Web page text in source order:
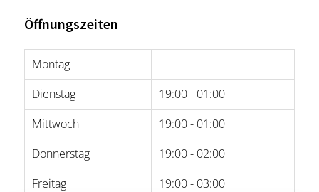
Öffnungszeiten
Montag
-
Dienstag
19:00 - 01:00
Mittwoch
19:00 - 01:00
Donnerstag
19:00 - 02:00
Freitag
19:00 - 03:00